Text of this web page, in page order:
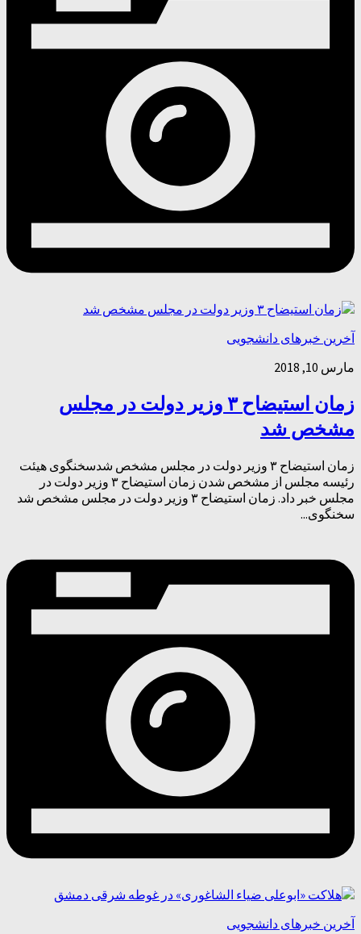
آخرین خبرهای دانشجویی
مارس 10, 2018
زمان استیضاح ۳ وزیر دولت در مجلس
مشخص شد
زمان استیضاح ۳ وزیر دولت در مجلس مشخص شدسخنگوی هیئت
رئیسه مجلس از مشخص شدن زمان استیضاح ۳ وزیر دولت در
مجلس خبر داد. زمان استیضاح ۳ وزیر دولت در مجلس مشخص شد
سخنگوی...
آخرین خبرهای دانشجویی